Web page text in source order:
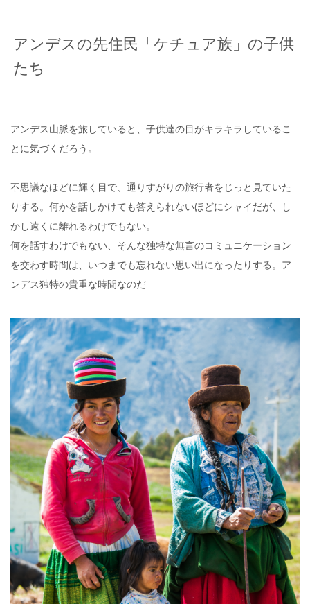
アンデスの先住民「ケチュア族」の子供
たち
アンデス山脈を旅していると、子供達の目がキラキラしているこ
とに気づくだろう。
不思議なほどに輝く目で、通りすがりの旅行者をじっと見ていた
りする。何かを話しかけても答えられないほどにシャイだが、し
かし遠くに離れるわけでもない。
何を話すわけでもない、そんな独特な無言のコミュニケーション
を交わす時間は、いつまでも忘れない思い出になったりする。ア
ンデス独特の貴重な時間なのだ